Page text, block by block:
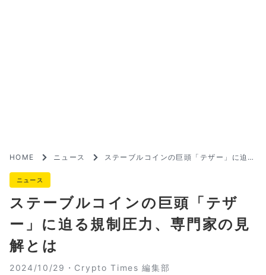
HOME ニュース
ステーブルコインの巨頭「テザー」に迫る
ニュース
ステーブルコインの巨頭「テザ
ー」に迫る規制圧力、専門家の見
解とは
2024/10/29・ Crypto Times 編集部